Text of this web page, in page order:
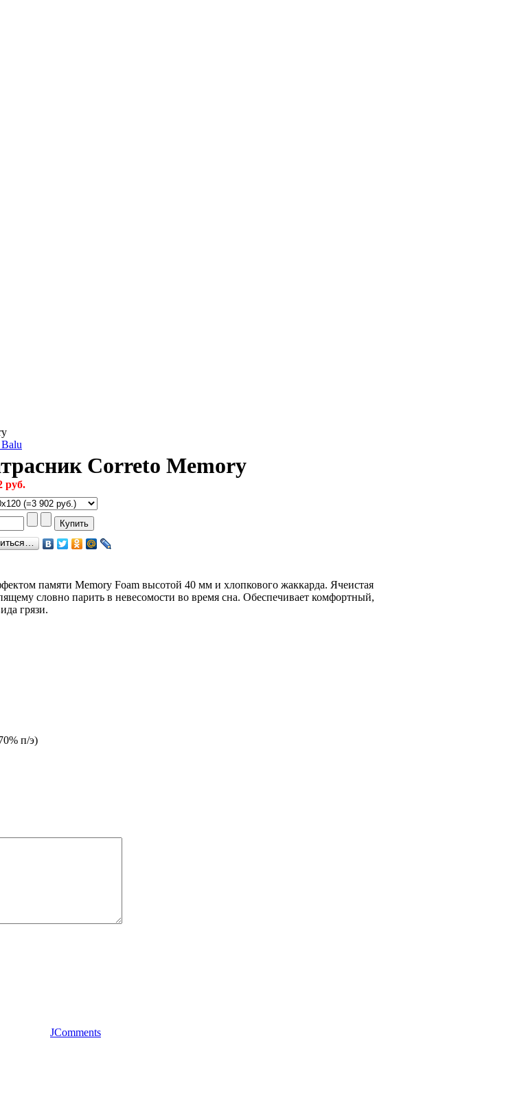
Correto Memory
руб.
памяти Memory Foam высотой 40 мм и хлопкового жаккарда. Ячеистая
словно парить в невесомости во время сна. Обеспечивает комфортный,
грязи.
п/э)
JComments